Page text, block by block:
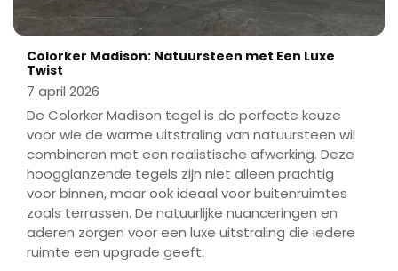
Colorker Madison: Natuursteen met Een Luxe
Twist
7 april 2026
De Colorker Madison tegel is de perfecte keuze
voor wie de warme uitstraling van natuursteen wil
combineren met een realistische afwerking. Deze
hoogglanzende tegels zijn niet alleen prachtig
voor binnen, maar ook ideaal voor buitenruimtes
zoals terrassen. De natuurlijke nuanceringen en
aderen zorgen voor een luxe uitstraling die iedere
ruimte een upgrade geeft.